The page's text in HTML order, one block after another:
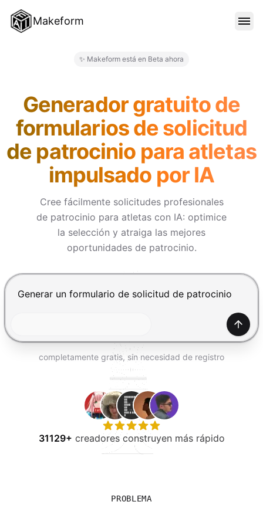
Makeform
BLOG
PRECIOS
INICIAR SESIÓN
✨ Makeform está en Beta ahora
Generador gratuito de
formularios de solicitud
de patrocinio para atletas
impulsado por IA
Cree fácilmente solicitudes profesionales
de patrocinio para atletas con IA: optimice
la selección y atraiga las mejores
oportunidades de patrocinio.
Presiona Enter para enviar, Shift+Enter para añadir
completamente gratis, sin necesidad de registro
31129+ creadores construyen más rápido
PROBLEMA